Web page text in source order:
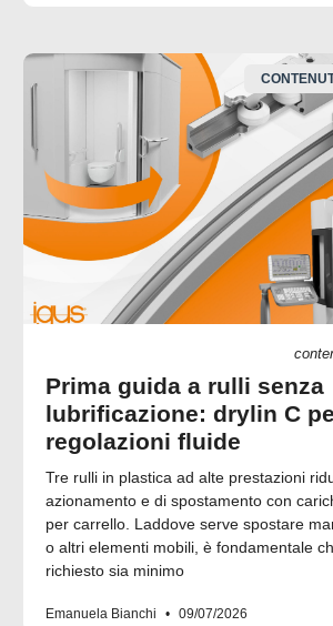
Prima guida a rulli senza
lubrificazione: drylin C
regolazioni fluide
Tre rulli in plastica ad alte prestazioni
azionamento e di spostamento con
per carrello. Laddove serve spostare
o altri elementi mobili, è fondamentale
richiesto sia minimo
Emanuela Bianchi 09/07/2026